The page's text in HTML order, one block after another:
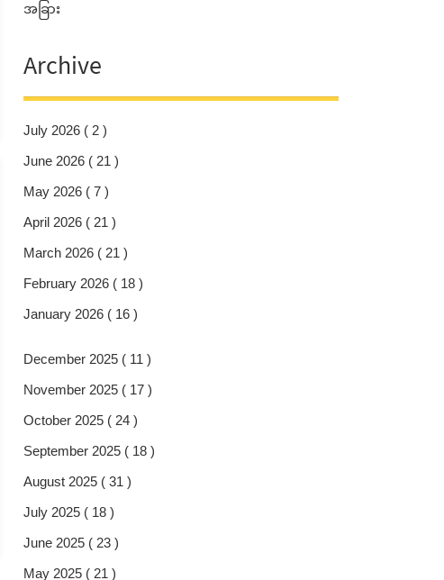
အခြား
Archive
July 2026 ( 2 )
June 2026 ( 21 )
May 2026 ( 7 )
April 2026 ( 21 )
March 2026 ( 21 )
February 2026 ( 18 )
January 2026 ( 16 )
December 2025 ( 11 )
November 2025 ( 17 )
October 2025 ( 24 )
September 2025 ( 18 )
August 2025 ( 31 )
July 2025 ( 18 )
June 2025 ( 23 )
May 2025 ( 21 )